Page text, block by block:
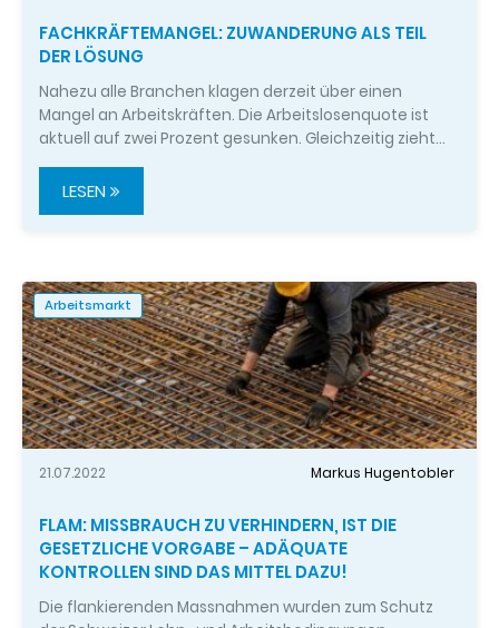
FACHKRÄFTEMANGEL: ZUWANDERUNG ALS TEIL
DER LÖSUNG
Nahezu alle Branchen klagen derzeit über einen
Mangel an Arbeitskräften. Die Arbeitslosenquote ist
aktuell auf zwei Prozent gesunken. Gleichzeitig zieht…
LESEN
Arbeitsmarkt
21.07.2022 Markus Hugentobler
FLAM: MISSBRAUCH ZU VERHINDERN, IST DIE
GESETZLICHE VORGABE – ADÄQUATE
KONTROLLEN SIND DAS MITTEL DAZU!
Die flankierenden Massnahmen wurden zum Schutz